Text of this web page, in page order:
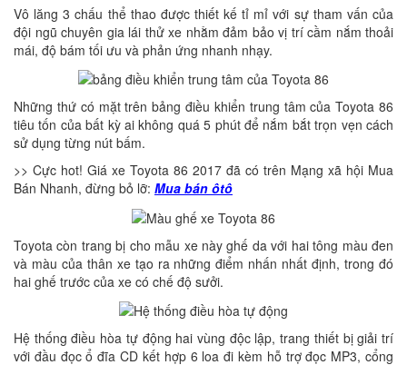
Vô lăng 3 chấu thể thao được thiết kế tỉ mỉ với sự tham vấn của
đội ngũ chuyên gia lái thử xe nhằm đảm bảo vị trí cầm nắm thoải
mái, độ bám tối ưu và phản ứng nhanh nhạy.
Những thứ có mặt trên bảng điều khiển trung tâm của Toyota 86
tiêu tốn của bất kỳ ai không quá 5 phút để nắm bắt trọn vẹn cách
sử dụng từng nút bấm.
>> Cực hot! Giá xe Toyota 86 2017 đã có trên Mạng xã hội Mua
Bán Nhanh, đừng bỏ lỡ: Mua bán ôtô
Toyota còn trang bị cho mẫu xe này ghế da với hai tông màu đen
và màu của thân xe tạo ra những điểm nhấn nhất định, trong đó
hai ghế trước của xe có chế độ sưởi.
Hệ thống điều hòa tự động hai vùng độc lập, trang thiết bị giải trí
với đầu đọc ổ đĩa CD kết hợp 6 loa đi kèm hỗ trợ đọc MP3, cổng